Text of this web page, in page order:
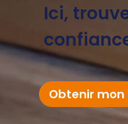
Ici,
Obtenir